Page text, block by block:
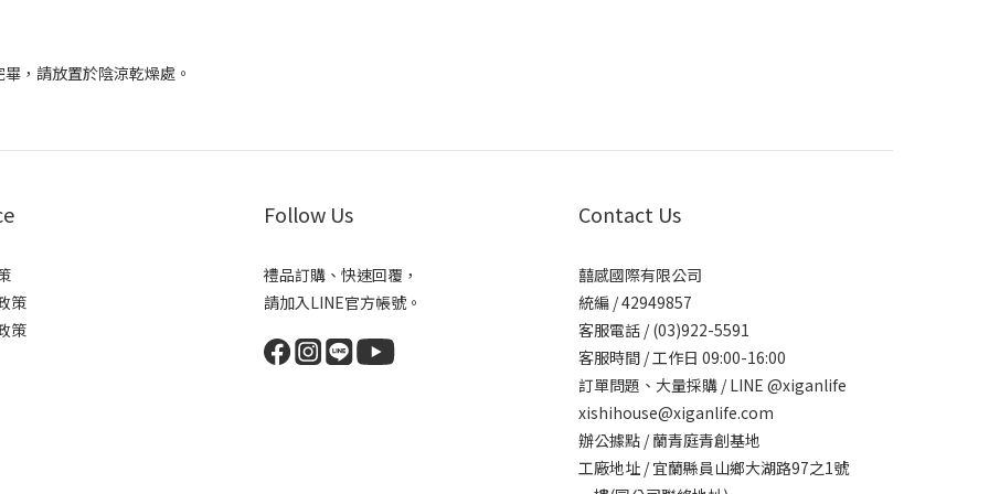
，請放置於陰涼乾燥處。
策
策
Follow Us
禮品訂購、快速回覆，
請加入LINE官方帳號。
Contact Us
囍感國際有限公司
統編 / 42949857
客服電話 / (03)922-5591
客服時間 / 工作日 09:00-16:00
訂單問題、大量採購 / LINE @xiganlife
xishihouse@xiganlife.com
辦公據點 / 蘭青庭青創基地
工廠地址 / 宜蘭縣員山鄉大湖路97之1號